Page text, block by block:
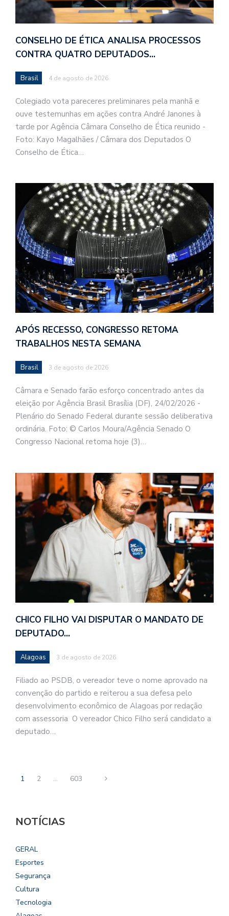
CONSELHO DE ÉTICA ANALISA PROCESSOS
CONTRA QUATRO DEPUTADOS…
Brasil 4 de agosto de 2026
Colegiado vota pareceres preliminares pela manhã e
ouve testemunhas em ações contra André Janones à
tarde por Agência Câmara Conselho de Ética reunido -
Foto: Kayo Magalhães / Câmara dos Deputados O
Conselho de Ética…
APÓS RECESSO, CONGRESSO RETOMA
TRABALHOS NESTA SEMANA
Brasil 3 de agosto de 2026
Câmara e Senado farão esforço concentrado antes da
eleição por Agência Brasil Brasília (DF), 24/02/2026 -
Plenário do Senado Federal durante sessão deliberativa
ordinária. Foto: © Carlos Moura/Agência Senado O
Congresso Nacional retoma hoje (3)…
CHICO FILHO VAI DISPUTAR O MANDATO DE
DEPUTADO…
Alagoas 3 de agosto de 2026
Filiado ao PSDB, o vereador teve o nome aprovado na
convenção do partido e reiterou a sua defesa pelo
desenvolvimento econômico de Alagoas por redação
com assessoria O vereador Chico Filho será candidato a
deputado…
1 2 … 603
NOTÍCIAS
GERAL
Esportes
Segurança
Cultura
Tecnologia